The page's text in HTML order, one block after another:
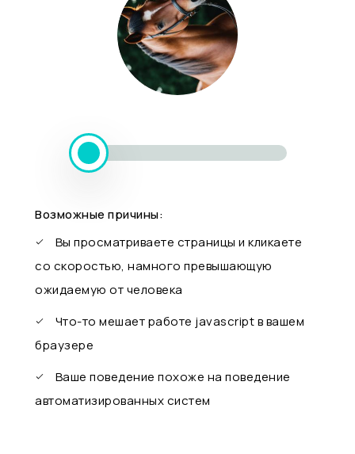
Возможные причины:
Вы просматриваете страницы и кликаете
со скоростью, намного превышающую
ожидаемую от человека
Что-то мешает работе javascript в вашем
браузере
Ваше поведение похоже на поведение
автоматизированных систем